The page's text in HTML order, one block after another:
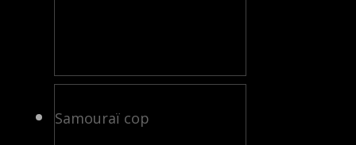
Samouraï cop